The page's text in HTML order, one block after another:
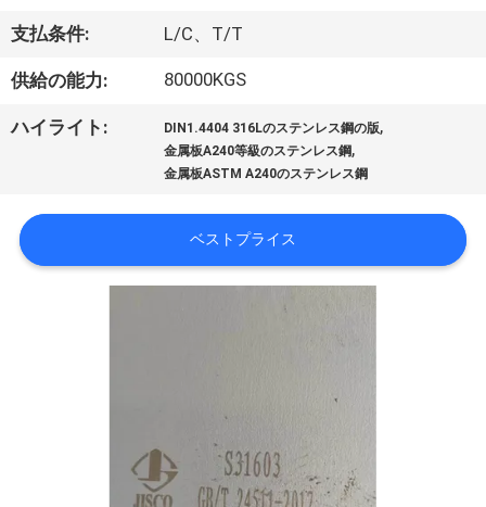
い
て
工
旅
行
支払条件: L/C、T/T
供給の能力: 80000KGS
ハイライト: DIN1.4404 316Lのステンレス鋼の版,
金属板A240等級のステンレス鋼,
金属板ASTM A240のステンレス鋼
ベストプライス